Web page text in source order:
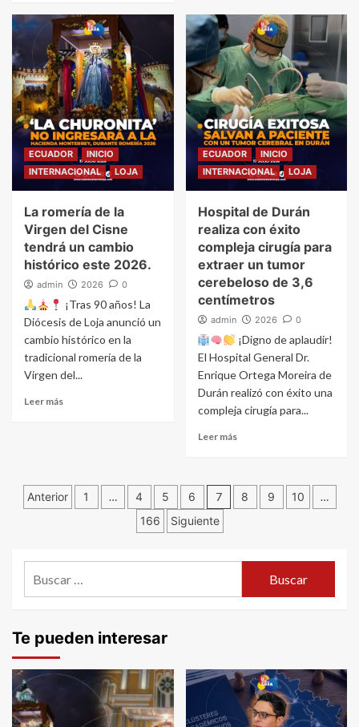
ECUADOR
INICIO
INTERNACIONAL
LOJA
La romería de la
Virgen del Cisne
tendrá un cambio
histórico este 2026.
admin 2026 0
¡Tras 90 años! La
Diócesis de Loja anunció un
cambio histórico en la
tradicional romería de la
Virgen del...
Leer más
ECUADOR
INICIO
INTERNACIONAL
LOJA
Hospital de Durán
realiza con éxito
compleja cirugía para
extraer un tumor
cerebeloso de 3,6
centímetros
admin 2026 0
¡Digno de aplaudir!
El Hospital General Dr.
Enrique Ortega Moreira de
Durán realizó con éxito una
compleja cirugía para...
Leer más
Navegación
entradas
Anterior 1 … 4 5 6 7 8 9 10
…
166
Siguiente
Te pueden interesar